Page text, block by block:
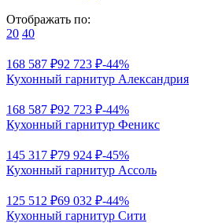
Отображать по:
20 40
168 587 ₽92 723 ₽-44%
Кухонный гарнитур Александрия
168 587 ₽92 723 ₽-44%
Кухонный гарнитур Феникс
145 317 ₽79 924 ₽-45%
Кухонный гарнитур Ассоль
125 512 ₽69 032 ₽-44%
Кухонный гарнитур Сити